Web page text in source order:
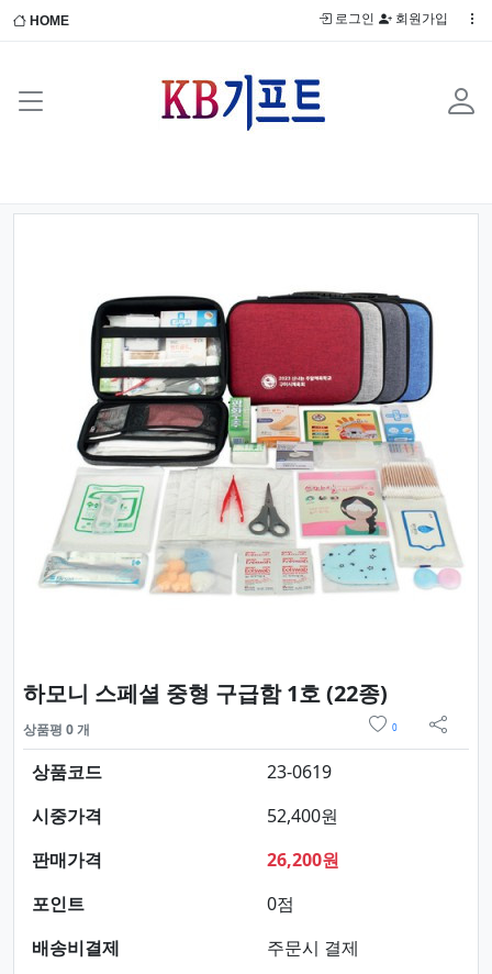
HOME 로그인 회원가입
Previous
하모니 스페셜 중형 구급함 1호 (22종)
상품평 0 개 0
sns 공
상품코드
23-0619
시중가격
52,400원
판매가격
26,200원
포인트
0점
배송비결제
주문시 결제